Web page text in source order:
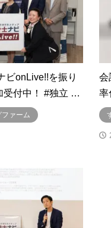
ビonLive!!を振り
受付中！ #独立 …
ファーム
会
率